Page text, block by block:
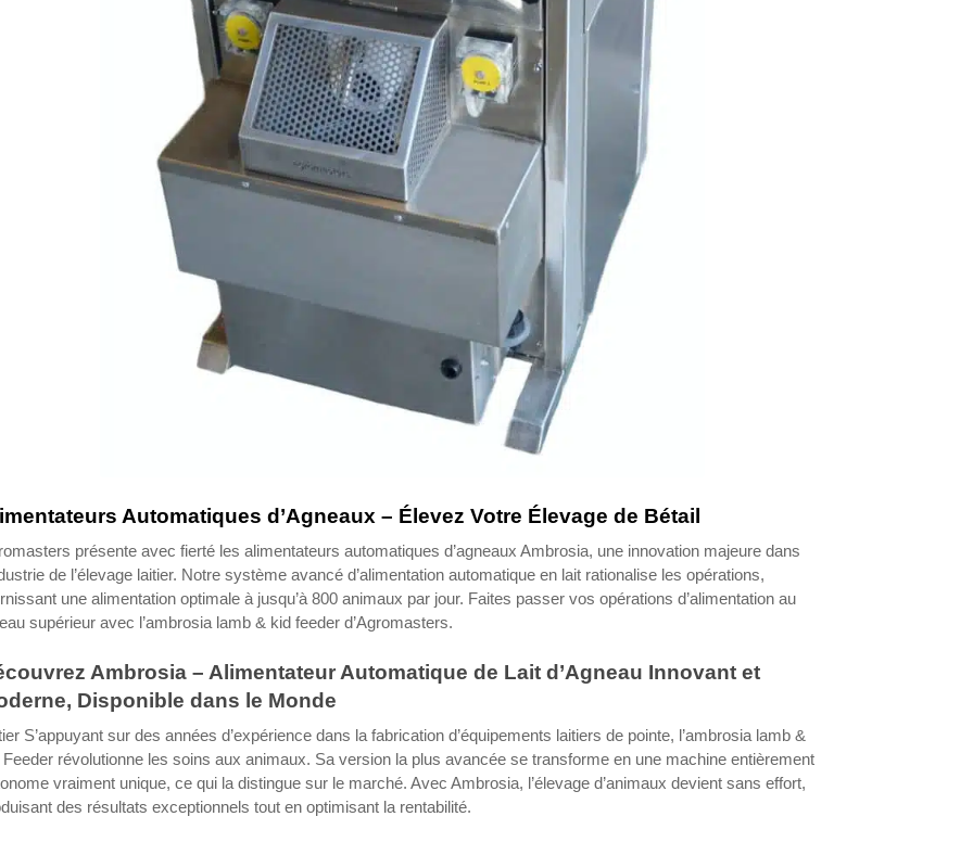
Automatiques d’Agneaux – Élevez Votre Élevage de Bétail
présente avec fierté les alimentateurs automatiques d’agneaux Ambrosia, une innovation majeure dans
de l’élevage laitier. Notre système avancé d’alimentation automatique en lait rationalise les opérations,
une alimentation optimale à jusqu’à 800 animaux par jour. Faites passer vos opérations d’alimentation au
supérieur avec l’ambrosia lamb & kid feeder d’Agromasters.
Ambrosia – Alimentateur Automatique de Lait d’Agneau Innovant et
Disponible dans le Monde
S’appuyant sur des années d’expérience dans la fabrication d’équipements laitiers de pointe, l’ambrosia lamb &
révolutionne les soins aux animaux. Sa version la plus avancée se transforme en une machine entièrement
vraiment unique, ce qui la distingue sur le marché. Avec Ambrosia, l’élevage d’animaux devient sans effort,
des résultats exceptionnels tout en optimisant la rentabilité.